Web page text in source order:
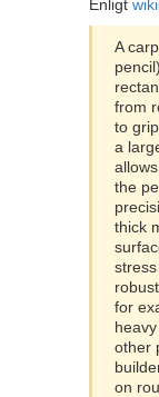
Enligt
A
from
to
a
the
thick
for
other
on